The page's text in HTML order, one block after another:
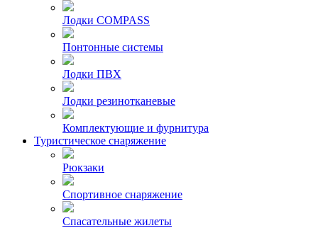
Лодки COMPASS
Понтонные системы
Лодки ПВХ
Лодки резинотканевые
Комплектующие и фурнитура
Туристическое снаряжение
Рюкзаки
Спортивное снаряжение
Спасательные жилеты